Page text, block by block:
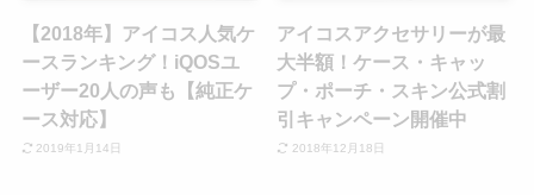
【2018年】アイコス人気ケ
ースランキング！iQOSユ
ーザー20人の声も【純正ケ
ース対応】
2019年1月14日
アイコスアクセサリーが最
大半額！ケース・キャッ
プ・ポーチ・スキン公式割
引キャンペーン開催中
2018年12月18日